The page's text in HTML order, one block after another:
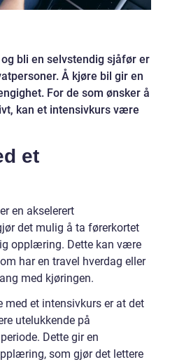
bli en selvstendig sjåfør er
Å kjøre bil gir en
For de som ønsker å
kan et intensivkurs være
et
en akselerert
det mulig å ta førerkortet
opplæring. Dette kan være
har en travel hverdag eller
med kjøringen.
med et intensivkurs er at det
utelukkende på
Dette gir en
som gjør det lettere